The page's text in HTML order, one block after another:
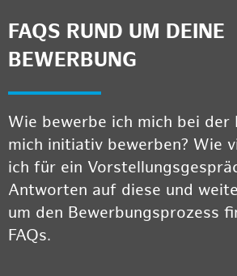
FAQS RUND UM DEINE
BEWERBUNG
Wie bewerbe ich mich bei der
mich initiativ bewerben? Wie
ich für ein
Antworten auf diese und
um den Bewerbungsprozess
FAQs.